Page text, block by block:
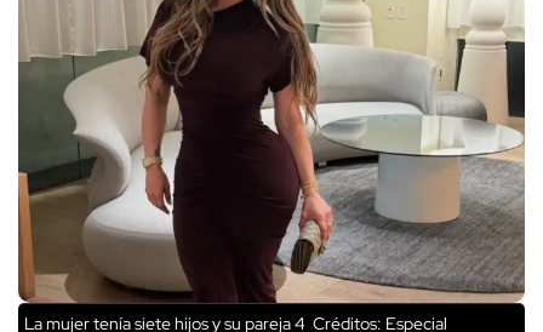
La mujer tenía siete hijos y su pareja 4 Créditos: Especial